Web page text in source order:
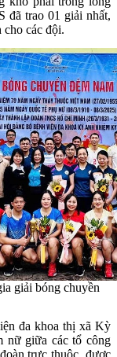
đã trao 01 giải nhất,
các đội.
giải bóng chuyền
đa khoa thị xã Kỳ
nữ giữa các tổ công
trực thuộc, được